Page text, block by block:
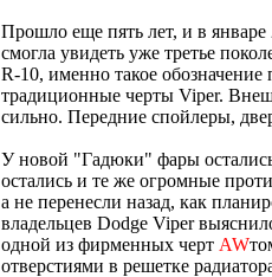
Прошло еще пять лет, и в январе
смогла увидеть уже третье
R-10, именно такое
традиционные черты Viper.
сильно. Передние спойлеры,
У новой "Гадюки" фары
остались и те же огромные
а не перенесли назад, как
владельцев Dodge Viper
одной из фирменных черт AW
отверстиями в решетке